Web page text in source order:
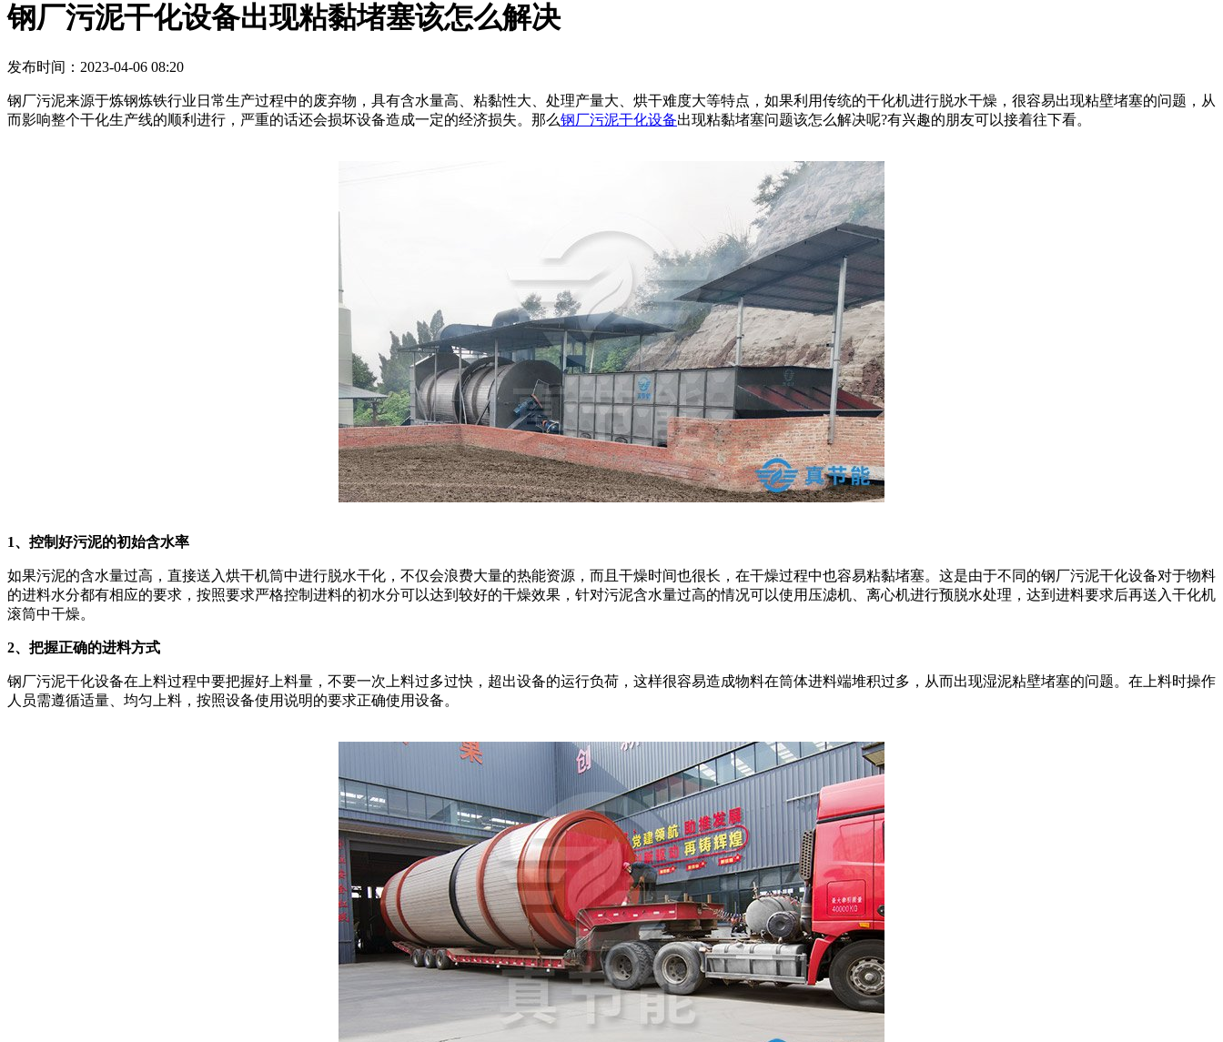
钢厂污泥干化设备出现粘黏堵塞该怎么解决
发布时间：2023-04-06 08:20
钢厂污泥来源于炼钢炼铁行业日常生产过程中的废弃物，具有含水量高、粘黏性大、处理产量大、烘干难度大等特点，如果利用传统的干化机进行脱水干燥，很容易出现粘壁堵塞的问题，从
而影响整个干化生产线的顺利进行，严重的话还会损坏设备造成一定的经济损失。那么钢厂污泥干化设备出现粘黏堵塞问题该怎么解决呢?有兴趣的朋友可以接着往下看。
1、控制好污泥的初始含水率
如果污泥的含水量过高，直接送入烘干机筒中进行脱水干化，不仅会浪费大量的热能资源，而且干燥时间也很长，在干燥过程中也容易粘黏堵塞。这是由于不同的钢厂污泥干化设备对于物料
的进料水分都有相应的要求，按照要求严格控制进料的初水分可以达到较好的干燥效果，针对污泥含水量过高的情况可以使用压滤机、离心机进行预脱水处理，达到进料要求后再送入干化机
滚筒中干燥。
2、把握正确的进料方式
钢厂污泥干化设备在上料过程中要把握好上料量，不要一次上料过多过快，超出设备的运行负荷，这样很容易造成物料在筒体进料端堆积过多，从而出现湿泥粘壁堵塞的问题。在上料时操作
人员需遵循适量、均匀上料，按照设备使用说明的要求正确使用设备。